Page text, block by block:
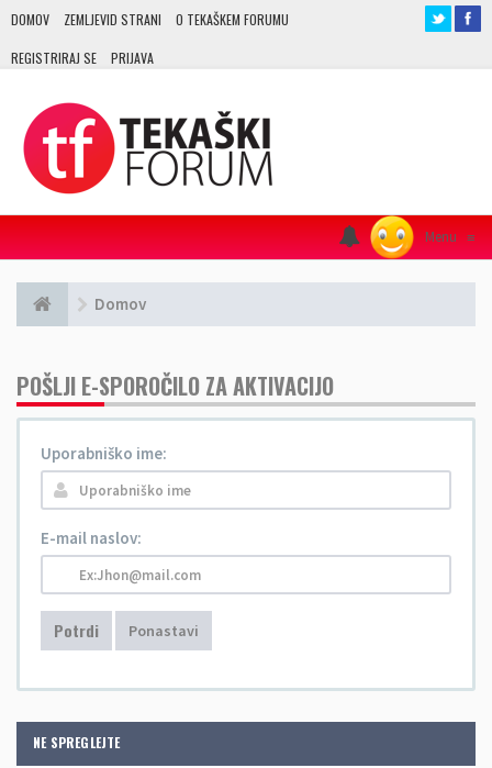
DOMOV ZEMLJEVID STRANI O TEKAŠKEM FORUMU
REGISTRIRAJ SE PRIJAVA
Menu ≡
Domov
NE SPREGLEJTE
POŠLJI E-SPOROČILO ZA AKTIVACIJO
Uporabniško ime:
E-mail naslov:
Potrdi Ponastavi